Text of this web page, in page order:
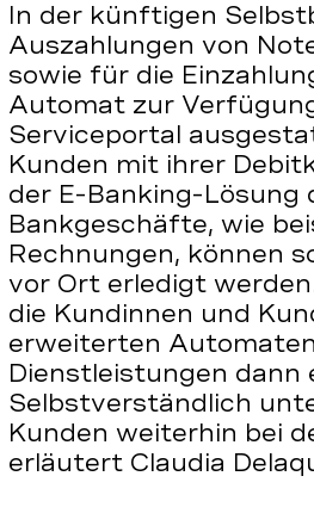
In der künftigen
Auszahlungen von
sowie für die
Automat zur
Serviceportal
Kunden mit ihrer
der E-Banking-Lösung
Bankgeschäfte, wie
Rechnungen, können
vor Ort erledigt
die Kundinnen und
erweiterten
Dienstleistungen dann
Selbstverständlich
Kunden weiterhin bei
erläutert Claudia